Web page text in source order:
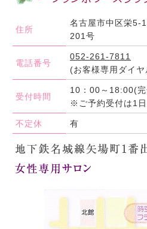
住所
名古屋市中区栄5-
201号
電話番号
052-261-7811
(お客様専用ダイヤ
受付時間
10：00～18:00(
※ご予約受付は1
不定休 有